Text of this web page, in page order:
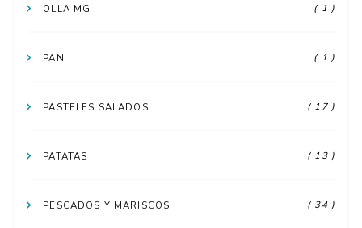
OLLA MG ( 1 )
PAN ( 1 )
PASTELES SALADOS ( 17 )
PATATAS ( 13 )
PESCADOS Y MARISCOS ( 34 )